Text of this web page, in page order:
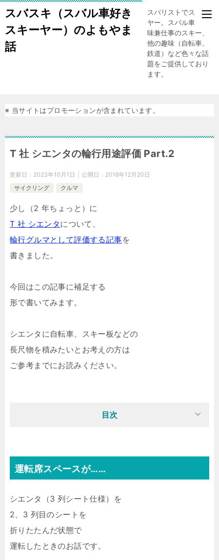
スバスキ（スバル車好き
スキーヤー）のよもやま
話
スバリストでスキー
ヤー。スバル車、趣
味兼仕事のスキー、
他の趣味（自転車、
鉄道）など色々な話
題をご提供しており
ます。
※ 当サイトはプロモーションが含まれています。
T 社 シエンタの輪行用途評価 Part.2
更新日： 2023年10月1日 公開日： 2018年12月20日
サイクリング
クルマ
少し（2 年ちょっと）に
T 社 シエンタについて、
輪行グルマとして評価する記事を
書きました。
今回はこの記事に補足する
形で書いてみます。
シエンタに自転車、スキー板などの
長尺物を積みたいとお考えの方は
ご参考までにお読みください。
目次
運転席スペースが……
シエンタ（3 列シート仕様）を
2、3 列目のシートを
折りたたんだ状態で
運転したときのお話です。